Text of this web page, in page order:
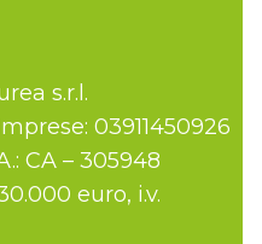
s.r.l.
03911450926
CA – 305948
euro, i.v.